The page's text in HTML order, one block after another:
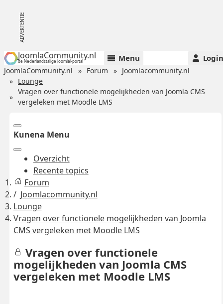
JoomlaCommunity.nl
de Nederlandstalige Joomla!-portal Menu Login
JoomlaCommunity.nl Forum
Joomlacommunity.nl
Lounge
Vragen over functionele mogelijkheden van Joomla CMS
vergeleken met Moodle LMS
Kunena Menu
Overzicht
Recente topics
Forum
Joomlacommunity.nl
Lounge
Vragen over functionele mogelijkheden van Joomla
CMS vergeleken met Moodle LMS
Vragen over functionele
mogelijkheden van Joomla CMS
vergeleken met Moodle LMS